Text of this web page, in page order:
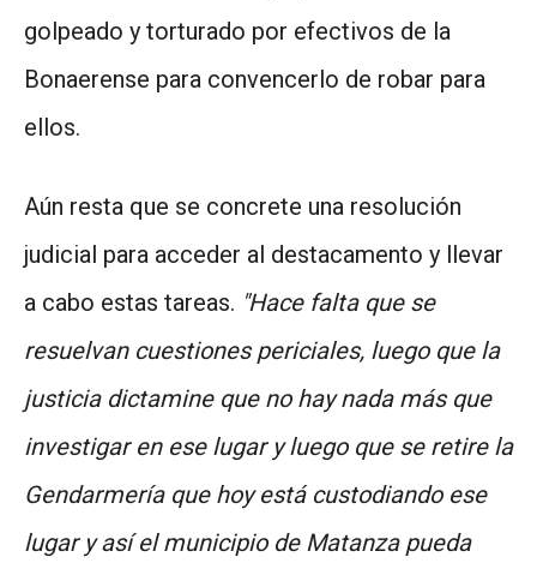
golpeado y torturado por efectivos de la
Bonaerense para convencerlo de robar para
ellos.
Aún resta que se concrete una resolución
judicial para acceder al destacamento y llevar
a cabo estas tareas. "Hace falta que se
resuelvan cuestiones periciales, luego que la
justicia dictamine que no hay nada más que
investigar en ese lugar y luego que se retire la
Gendarmería que hoy está custodiando ese
lugar y así el municipio de Matanza pueda